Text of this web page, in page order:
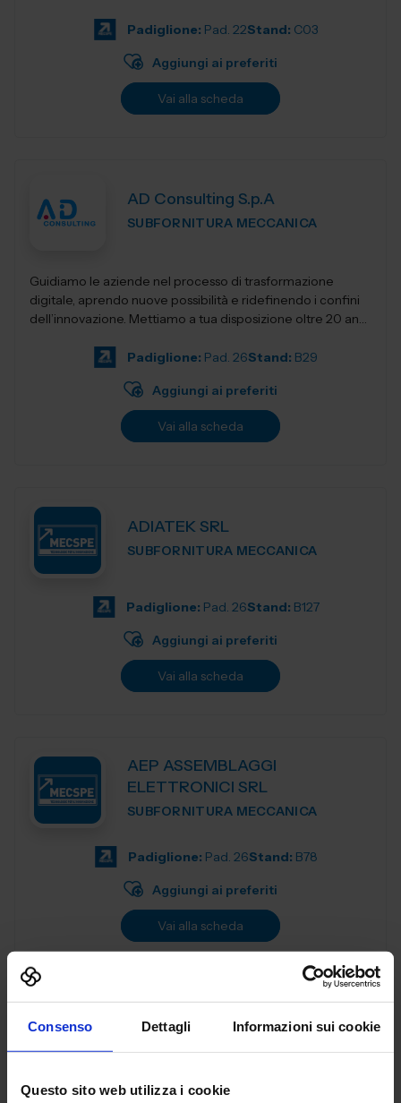
Consenso Dettagli Informazioni sui cookie
Questo sito web utilizza i cookie
Padiglione: Pad. 22Stand: C03
Aggiungi ai preferiti
Vai alla scheda
AD Consulting S.p.A
SUBFORNITURA MECCANICA
Guidiamo le aziende nel processo di trasformazione
digitale, aprendo nuove possibilità e ridefinendo i confini
dell’innovazione. Mettiamo a tua disposizione oltre 20 anni
Padiglione: Pad. 26Stand: B29
Aggiungi ai preferiti
Vai alla scheda
ADIATEK SRL
SUBFORNITURA MECCANICA
Padiglione: Pad. 26Stand: B127
Aggiungi ai preferiti
Vai alla scheda
AEP ASSEMBLAGGI
ELETTRONICI SRL
SUBFORNITURA MECCANICA
Padiglione: Pad. 26Stand: B78
Aggiungi ai preferiti
Vai alla scheda
AERRELAB SRL
TRATTAMENTI E FINITURE